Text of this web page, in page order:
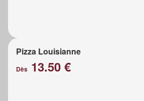
Pizza Louisianne
Dès 13.50 €